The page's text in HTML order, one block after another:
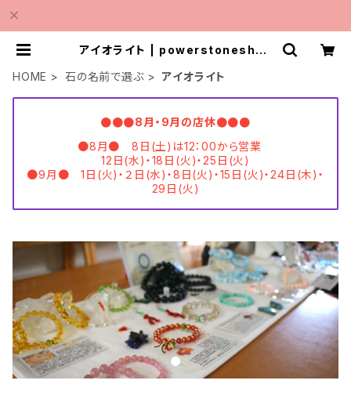
アイオライト | powerstoneshop
HOME
石の名前で選ぶ アイオライト
●●●8月・9月の店休●●●
●8月● 8日(土)は12：00から営業
12日(水)・18日(火)・25日(火)
●9月● 1日(火)・２日(水)・8日(火)・15日(火)・24日(木)・
29日(火)